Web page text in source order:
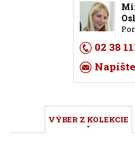
02 38
VÝBER Z KOLEKCIE